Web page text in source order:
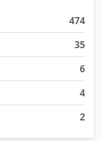
474
35
6
4
2